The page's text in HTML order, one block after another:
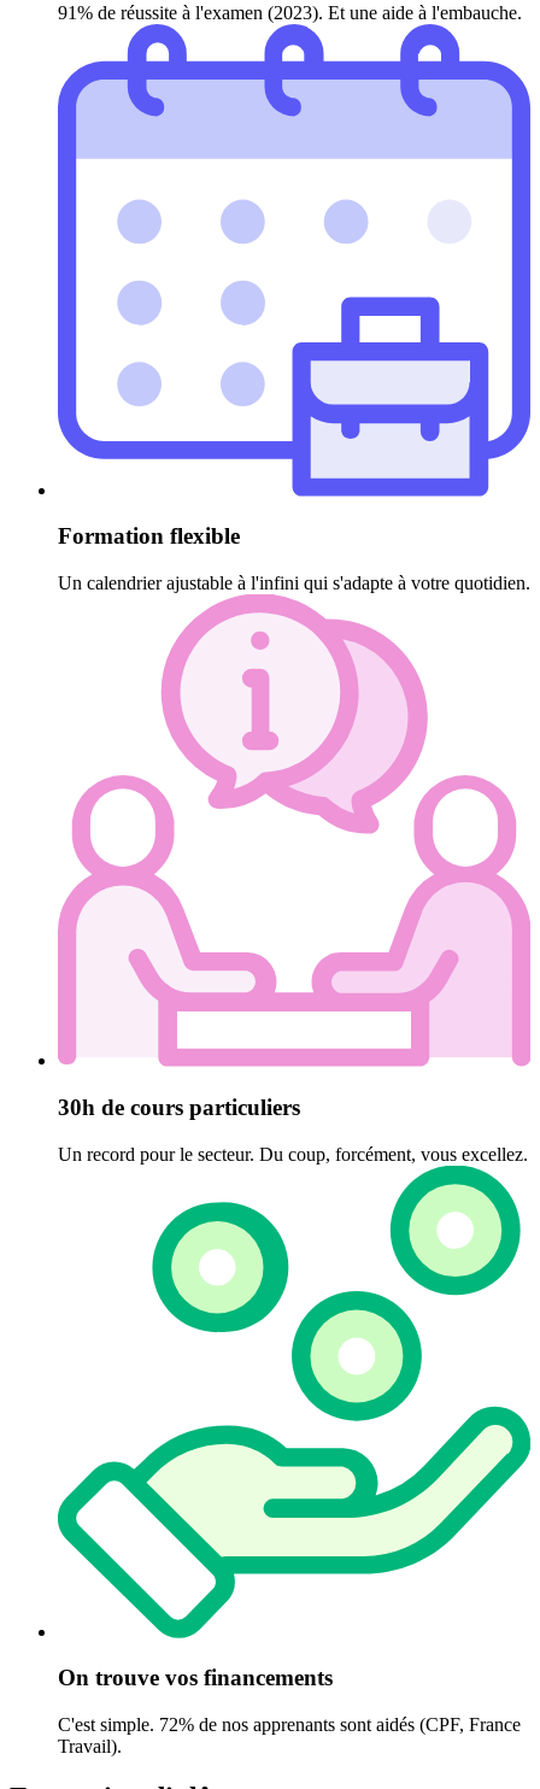
91% de réussite à l'examen (2023). Et une aide à l'embauche.
Formation flexible
Un calendrier ajustable à l'infini qui s'adapte à votre quotidien.
30h de cours particuliers
Un record pour le secteur. Du coup, forcément, vous excellez.
On trouve vos financements
C'est simple. 72% de nos apprenants sont aidés (CPF, France
Travail).